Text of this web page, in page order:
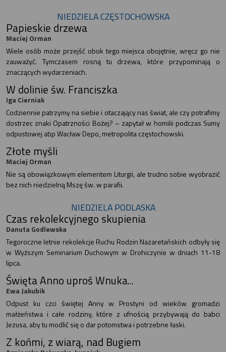
NIEDZIELA CZĘSTOCHOWSKA
Papieskie drzewa
Maciej Orman
Wiele osób może przejść obok tego miejsca obojętnie, wręcz go nie
zauważyć. Tymczasem rosną tu drzewa, które przypominają o
znaczących wydarzeniach.
W dolinie św. Franciszka
Iga Cierniak
Codziennie patrzymy na siebie i otaczający nas świat, ale czy potrafimy
dostrzec znaki Opatrzności Bożej? – zapytał w homilii podczas Sumy
odpustowej abp Wacław Depo, metropolita częstochowski.
Złote myśli
Maciej Orman
Nie są obowiązkowym elementem Liturgii, ale trudno sobie wyobrazić
bez nich niedzielną Mszę św. w parafii.
NIEDZIELA PODLASKA
Czas rekolekcyjnego skupienia
Danuta Godlewska
Tegoroczne letnie rekolekcje Ruchu Rodzin Nazaretańskich odbyły się
w Wyższym Seminarium Duchowym w Drohiczynie w dniach 11-18
lipca.
Święta Anno uproś Wnuka...
Ewa Jakubik
Odpust ku czci świętej Anny w Prostyni od wieków gromadzi
małżeństwa i całe rodziny, które z ufnością przybywają do babci
Jezusa, aby tu modlić się o dar potomstwa i potrzebne łaski.
Z końmi, z wiarą, nad Bugiem